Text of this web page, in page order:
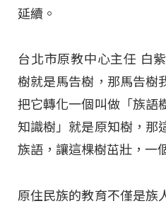
延續。
台北市原教中心主任 白
樹就是馬告樹，那馬告樹
把它轉化一個叫做「族語
知識樹」就是原知樹，那
族語，讓這棵樹茁壯，一
原住民族的教育不僅是族